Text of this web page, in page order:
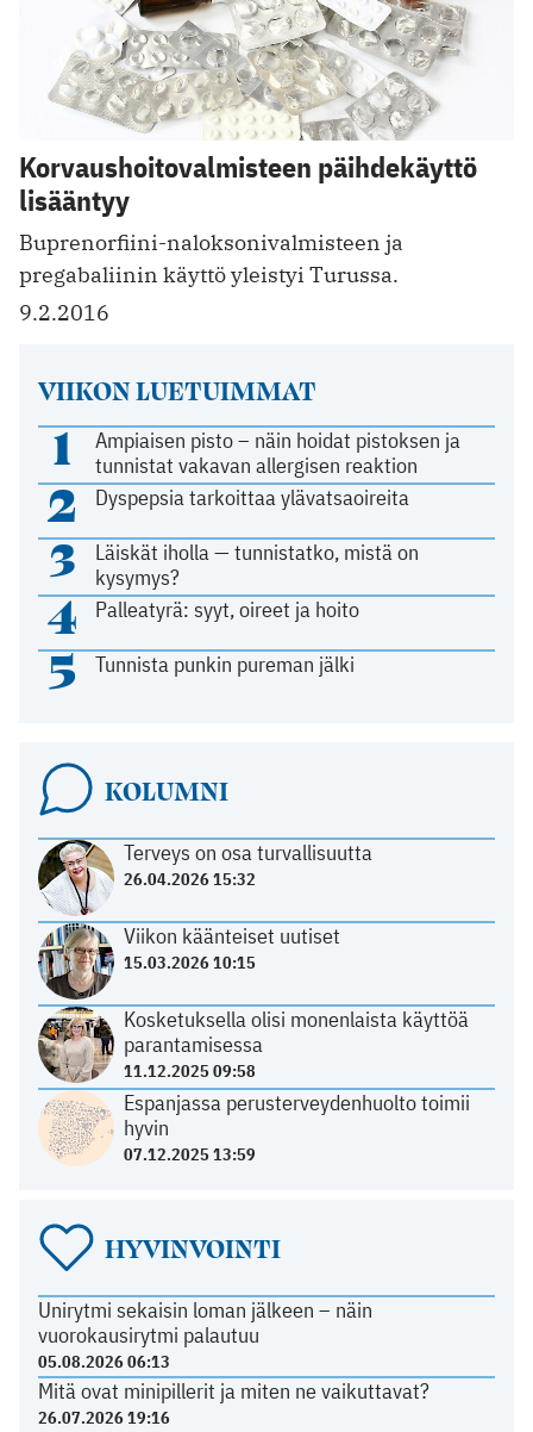
Korvaushoitovalmisteen päihdekäyttö
lisääntyy
Buprenorfiini-naloksonivalmisteen ja
pregabaliinin käyttö yleistyi Turussa.
9.2.2016
VIIKON LUETUIMMAT
1
Ampiaisen pisto – näin hoidat pistoksen ja
tunnistat vakavan allergisen reaktion
2 Dyspepsia tarkoittaa ylävatsaoireita
3
Läiskät iholla — tunnistatko, mistä on
kysymys?
4 Palleatyrä: syyt, oireet ja hoito
5 Tunnista punkin pureman jälki
KOLUMNI
Terveys on osa turvallisuutta
26.04.2026 15:32
Viikon käänteiset uutiset
15.03.2026 10:15
Kosketuksella olisi monenlaista käyttöä
parantamisessa
11.12.2025 09:58
Espanjassa perusterveydenhuolto toimii
hyvin
07.12.2025 13:59
HYVINVOINTI
Unirytmi sekaisin loman jälkeen – näin
vuorokausirytmi palautuu
05.08.2026 06:13
Mitä ovat minipillerit ja miten ne vaikuttavat?
26.07.2026 19:16